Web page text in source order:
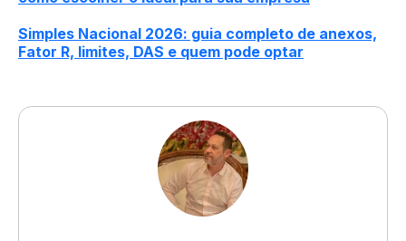
Simples Nacional 2026: guia completo de anexos,
Fator R, limites, DAS e quem pode optar